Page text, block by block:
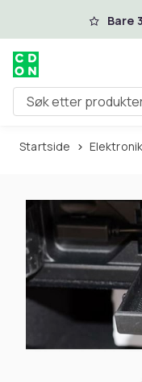
Hopp til Bare
Søk etter produkter
Startside